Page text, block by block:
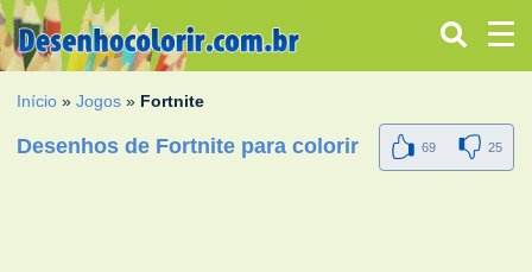
Início »Jogos » Fortnite
Desenhos de Fortnite para colorir 69 25